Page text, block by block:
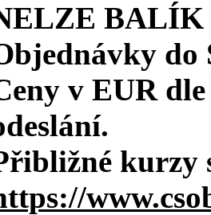
BALÍK
do
v EUR
kurzy